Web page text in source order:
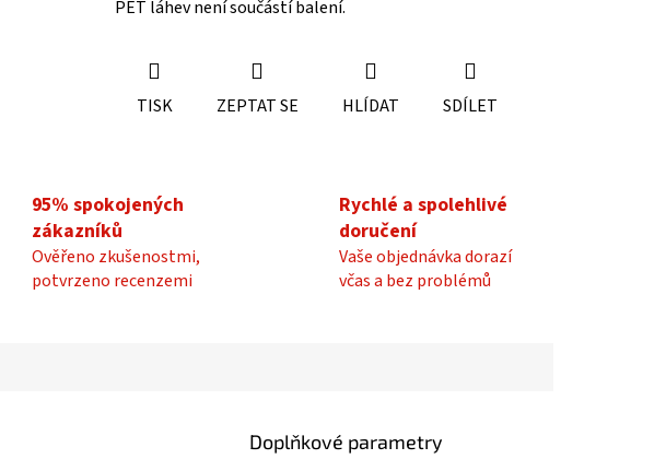
PET láhev není součástí balení.
TISK ZEPTAT SE HLÍDAT SDÍLET
95% spokojených
zákazníků
Ověřeno zkušenostmi,
potvrzeno recenzemi
Rychlé a spolehlivé
doručení
Vaše objednávka dorazí
včas a bez problémů
Doplňkové parametry